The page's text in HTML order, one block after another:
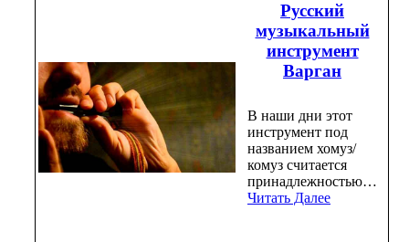
Русский
музыкальный
инструмент
Варган
В наши дни этот
инструмент под
названием хомуз/
комуз считается
принадлежностью…
Читать Далее